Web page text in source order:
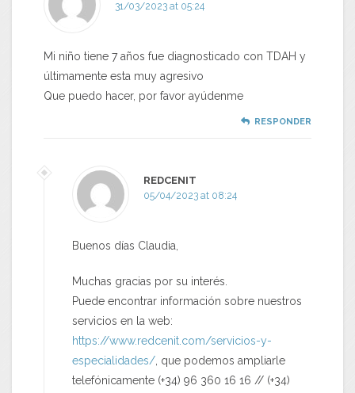
31/03/2023 at 05:24
Mi niño tiene 7 años fue diagnosticado con TDAH y
últimamente esta muy agresivo
Que puedo hacer, por favor ayúdenme
RESPONDER
REDCENIT
05/04/2023 at 08:24
Buenos días Claudia,
Muchas gracias por su interés.
Puede encontrar información sobre nuestros
servicios en la web:
https://www.redcenit.com/servicios-y-
especialidades/, que podemos ampliarle
telefónicamente (+34) 96 360 16 16 // (+34)